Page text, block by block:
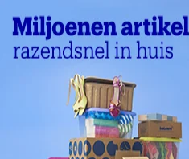
op de
Hierdoor
website-
relevante
tonen
op het
van deze